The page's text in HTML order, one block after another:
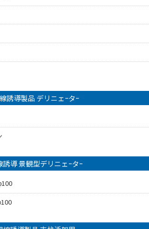
誘導製品 デリニェｰタｰ
誘導 景観型デリニェｰタｰ